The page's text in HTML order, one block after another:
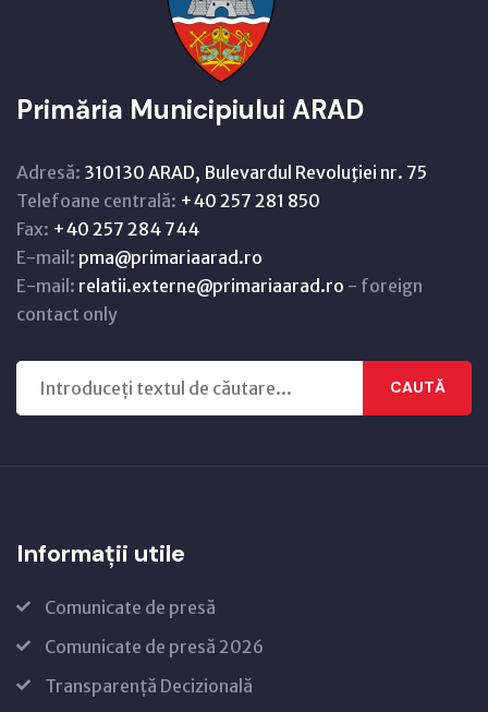
Primăria Municipiului ARAD
Adresă: 310130 ARAD, Bulevardul Revoluţiei nr. 75
Telefoane centrală: +40 257 281 850
Fax: +40 257 284 744
E-mail: pma@primariaarad.ro
E-mail: relatii.externe@primariaarad.ro - foreign
contact only
CAUTĂ
Informații utile
Comunicate de presă
Comunicate de presă 2026
Transparență Decizională